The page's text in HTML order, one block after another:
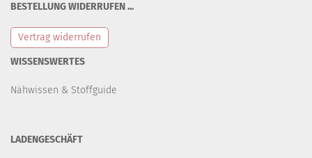
BESTELLUNG WIDERRUFEN ...
Vertrag widerrufen
WISSENSWERTES
Nähwissen & Stoffguide
LADENGESCHÄFT